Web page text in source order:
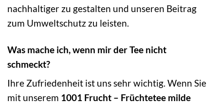
nachhaltiger zu gestalten und unseren Beitrag
zum Umweltschutz zu leisten.
Was mache ich, wenn mir der Tee nicht
schmeckt?
Ihre Zufriedenheit ist uns sehr wichtig. Wenn Sie
mit unserem 1001 Frucht – Früchtetee milde